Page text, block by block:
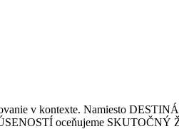
v kontexte. Namiesto
oceňujeme SKUTOČNÝ